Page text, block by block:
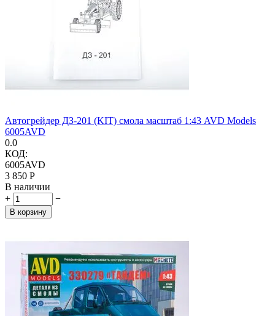
Автогрейдер ДЗ-201 (KIT) смола масштаб 1:43 AVD Models
6005AVD
0.0
КОД:
6005AVD
3 850 Р
В наличии
+
−
В корзину